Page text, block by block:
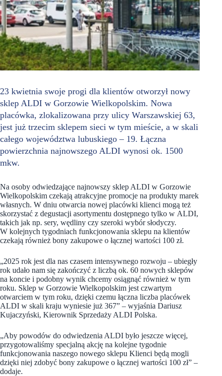
23 kwietnia swoje progi dla klientów otworzył nowy
sklep ALDI w Gorzowie Wielkopolskim. Nowa
placówka, zlokalizowana przy ulicy Warszawskiej 63,
jest już trzecim sklepem sieci w tym mieście, a w skali
całego województwa lubuskiego – 19. Łączna
powierzchnia najnowszego ALDI wynosi ok. 1500
mkw.
Na osoby odwiedzające najnowszy sklep ALDI w Gorzowie
Wielkopolskim czekają atrakcyjne promocje na produkty marek
własnych. W dniu otwarcia nowej placówki klienci mogą też
skorzystać z degustacji asortymentu dostępnego tylko w ALDI,
takich jak np. sery, wędliny czy szeroki wybór słodyczy.
W kolejnych tygodniach funkcjonowania sklepu na klientów
czekają również bony zakupowe o łącznej wartości 100 zł.
„2025 rok jest dla nas czasem intensywnego rozwoju – ubiegły
rok udało nam się zakończyć z liczbą ok. 60 nowych sklepów
na koncie i podobny wynik chcemy osiągnąć również w tym
roku. Sklep w Gorzowie Wielkopolskim jest czwartym
otwarciem w tym roku, dzięki czemu łączna liczba placówek
ALDI w skali kraju wyniesie już 367” – wyjaśnia Dariusz
Kujaczyński, Kierownik Sprzedaży ALDI Polska.
„Aby powodów do odwiedzenia ALDI było jeszcze więcej,
przygotowaliśmy specjalną akcję na kolejne tygodnie
funkcjonowania naszego nowego sklepu Klienci będą mogli
dzięki niej zdobyć bony zakupowe o łącznej wartości 100 zł” –
dodaje.